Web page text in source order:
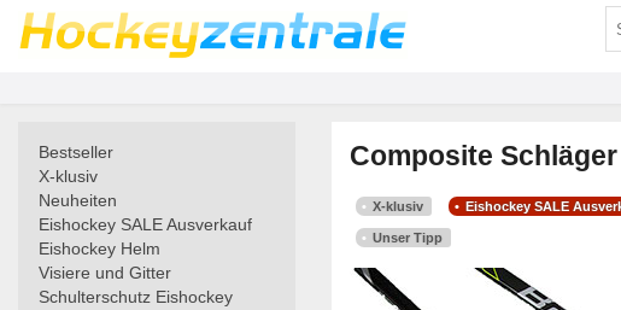
Bestseller
X-klusiv
Neuheiten
Eishockey SALE Ausverkauf
Eishockey Helm
Visiere und Gitter
Schulterschutz Eishockey
Composite
X-klusiv Eishockey SALE
Unser Tipp